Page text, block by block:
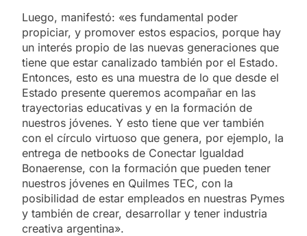
Luego, manifestó: «es fundamental poder
propiciar, y promover estos espacios, porque hay
un interés propio de las nuevas generaciones que
tiene que estar canalizado también por el Estado.
Entonces, esto es una muestra de lo que desde el
Estado presente queremos acompañar en las
trayectorias educativas y en la formación de
nuestros jóvenes. Y esto tiene que ver también
con el círculo virtuoso que genera, por ejemplo, la
entrega de netbooks de Conectar Igualdad
Bonaerense, con la formación que pueden tener
nuestros jóvenes en Quilmes TEC, con la
posibilidad de estar empleados en nuestras Pymes
y también de crear, desarrollar y tener industria
creativa argentina».